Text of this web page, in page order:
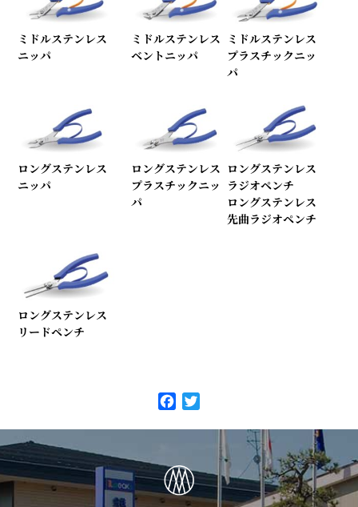
ミドルステンレス
ニッパ
ミドルステンレス
ベントニッパ
ミドルステンレス
プラスチックニッ
パ
ロングステンレス
ニッパ
ロングステンレス
プラスチックニッ
パ
ロングステンレス
ラジオペンチ
ロングステンレス
先曲ラジオペンチ
ロングステンレス
リードペンチ
b
o
t
e